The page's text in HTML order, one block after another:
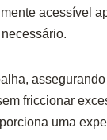
acessível
friccionar
uma